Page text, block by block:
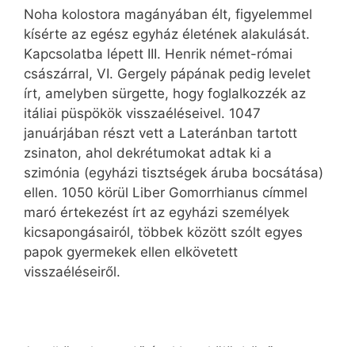
Noha kolostora magányában élt, figyelemmel
kísérte az egész egyház életének alakulását.
Kapcsolatba lépett III. Henrik német-római
császárral, VI. Gergely pápának pedig levelet
írt, amelyben sürgette, hogy foglalkozzék az
itáliai püspökök visszaéléseivel. 1047
januárjában részt vett a Lateránban tartott
zsinaton, ahol dekrétumokat adtak ki a
szimónia (egyházi tisztségek áruba bocsátása)
ellen. 1050 körül Liber Gomorrhianus címmel
maró értekezést írt az egyházi személyek
kicsapongásairól, többek között szólt egyes
papok gyermekek ellen elkövetett
visszaéléseiről.